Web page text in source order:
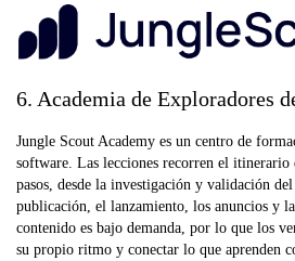
6. Academia de Exploradores
Jungle Scout Academy es un centro de
software. Las lecciones recorren el itinerario
pasos, desde la investigación y validación
publicación, el lanzamiento, los anuncios y
contenido es bajo demanda, por lo que los
su propio ritmo y conectar lo que aprenden